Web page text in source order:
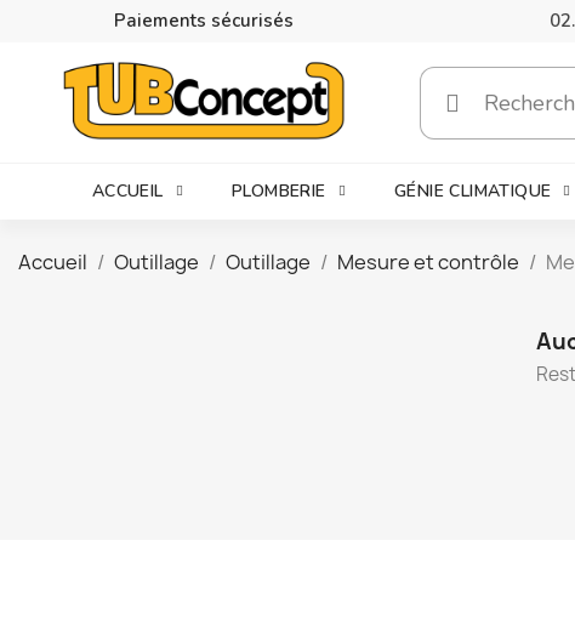
Paiements sécurisés
ACCUEIL PLOMBERIE GÉNIE CLIMATIQUE
Accueil Outillage Outillage Mesure et contrôle